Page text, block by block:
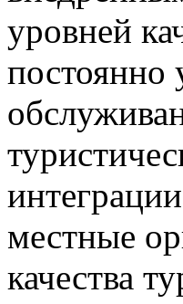
уровней
постоянно
местные
качества